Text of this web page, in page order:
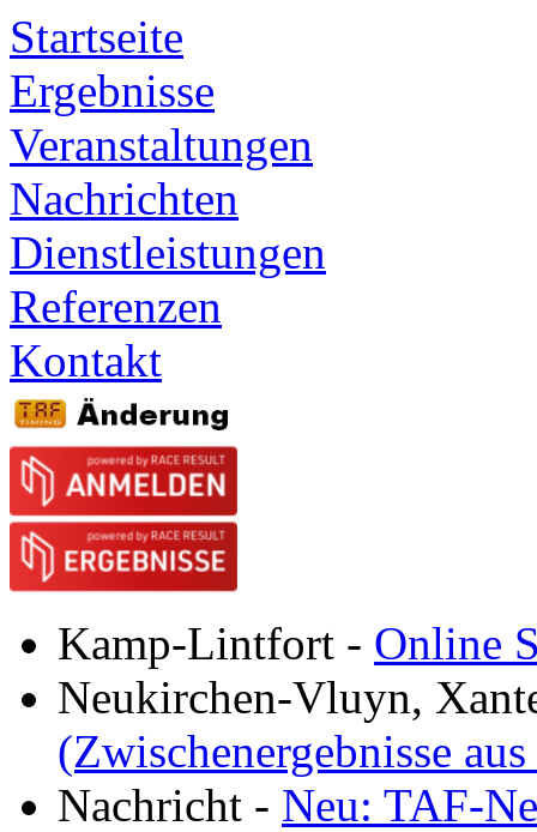
Startseite
Ergebnisse
Veranstaltungen
Nachrichten
Dienstleistungen
Referenzen
Kontakt
Kamp-Lintfort - Online
Neukirchen-Vluyn,
(Zwischenergebnisse
Nachricht - Neu: TAF-